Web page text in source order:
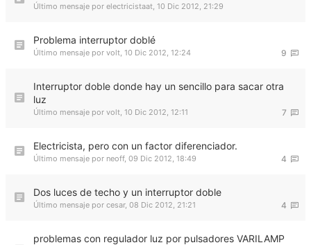
Último mensaje por electricistaat, 10 Dic 2012, 21:29
Problema interruptor doblé
9
Último mensaje por volt, 10 Dic 2012, 12:24
Interruptor doble donde hay un sencillo para sacar otra
luz
7
Último mensaje por volt, 10 Dic 2012, 12:11
Electricista, pero con un factor diferenciador.
4
Último mensaje por neoff, 09 Dic 2012, 18:49
Dos luces de techo y un interruptor doble
4
Último mensaje por cesar, 08 Dic 2012, 21:21
problemas con regulador luz por pulsadores VARILAMP